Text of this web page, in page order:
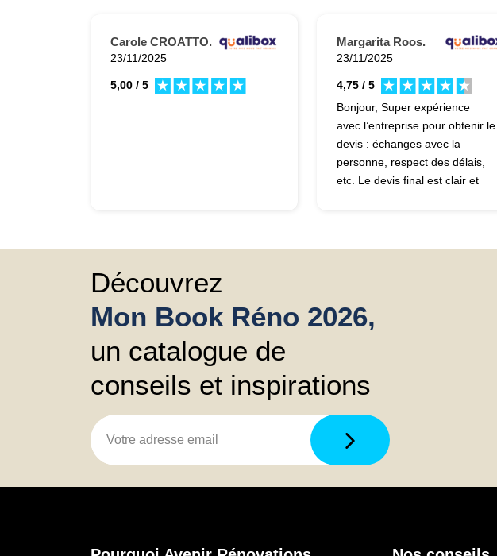
manquerons pas de le solliciter
à nouveau pour nos prochains
Carole CROATTO.
23/11/2025
5,00 / 5
Margarita Roos.
23/11/2025
4,75 / 5
Bonjour, Super expérience
avec l’entreprise pour obtenir le
devis : échanges avec la
personne, respect des délais,
etc. Le devis final est clair et
vision plus précise pour décider
si nous avançons ou non avec
l’intégralité des travaux. Il
quels sont les travaux
minimums à effectuer pour
améliorer le DPE (et vers quelle
Margo
Découvrez
Mon Book Réno 2026,
un catalogue de
conseils et inspirations